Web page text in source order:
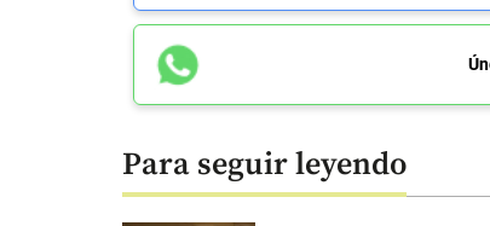
Para seguir leyendo